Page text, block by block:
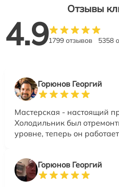
Отзывы
4.91799 отзывов 5358
Горюнов Георгий
Мастерская - настоящий
Холодильник был
уровне, теперь он
Горюнов Георгий